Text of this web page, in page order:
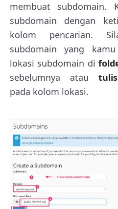
membuat subdomain.
subdomain dengan
kolom pencarian.
subdomain yang
lokasi subdomain di
sebelumnya atau
pada kolom lokasi.